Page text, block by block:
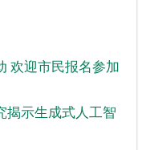
欢迎市民报名参加
揭示生成式人工智